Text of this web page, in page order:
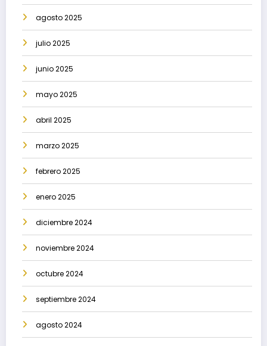
agosto 2025
julio 2025
junio 2025
mayo 2025
abril 2025
marzo 2025
febrero 2025
enero 2025
diciembre 2024
noviembre 2024
octubre 2024
septiembre 2024
agosto 2024